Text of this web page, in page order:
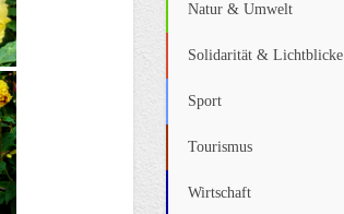
Natur & Umwelt
Solidarität & Lichtblicke
Sport
Tourismus
Wirtschaft